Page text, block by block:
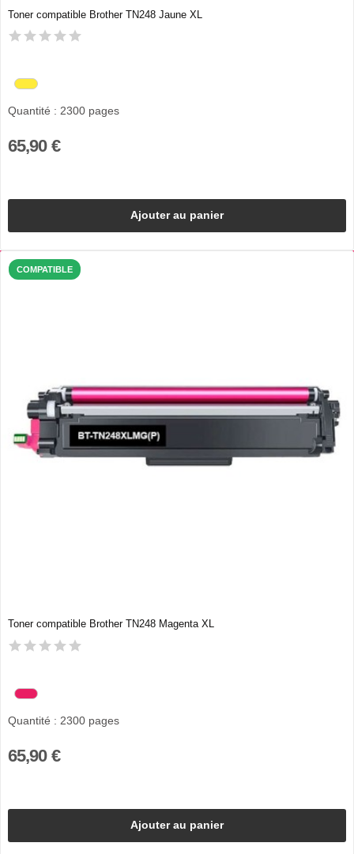
Toner compatible Brother TN248 Jaune XL
Quantité : 2300 pages
65,90 €
Ajouter au panier
COMPATIBLE
Toner compatible Brother TN248 Magenta XL
Quantité : 2300 pages
65,90 €
Ajouter au panier